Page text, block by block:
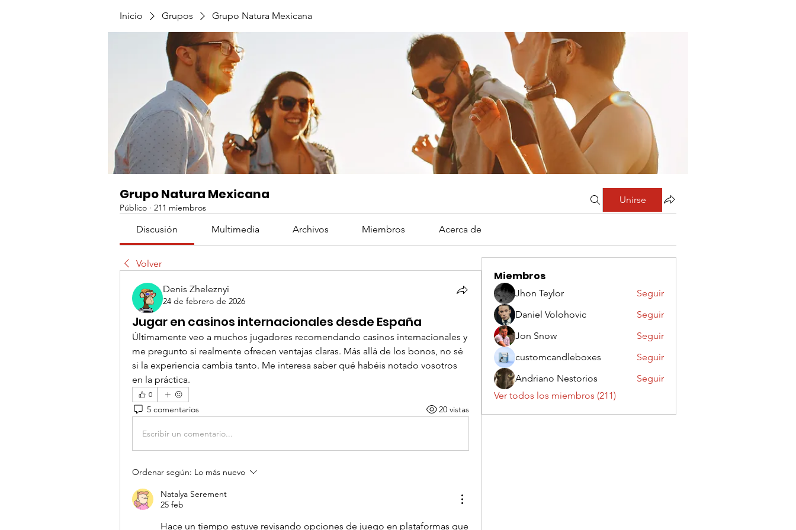
Inicio Grupos Grupo Natura Mexicana
Grupo Natura Mexicana
Público · 211 miembros
Unirse
Discusión Multimedia Archivos Miembros Acerca de
Volver
Denis Zheleznyi
24 de febrero de 2026
Jugar en casinos internacionales desde España
Últimamente veo a muchos jugadores recomendando casinos internacionales y
me pregunto si realmente ofrecen ventajas claras. Más allá de los bonos, no sé
si la experiencia cambia tanto. Me interesa saber qué habéis notado vosotros
en la práctica.
0
5 comentarios 20 vistas
Escribir un comentario...
Ordenar según: Lo más nuevo
Natalya Serement
25 feb
Hace un tiempo estuve revisando opciones de juego en plataformas que
Miembros
Jhon Teylor
Seguir
Daniel Volohovic
Seguir
Jon Snow
Seguir
customcandleboxes
Seguir
Andriano Nestorios
Seguir
Ver todos los miembros (211)